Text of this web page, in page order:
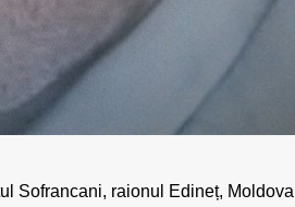
Sofrancani, raionul Edineț,